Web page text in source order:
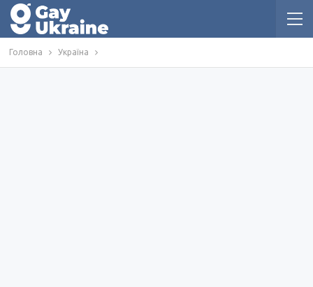
Головна Україна